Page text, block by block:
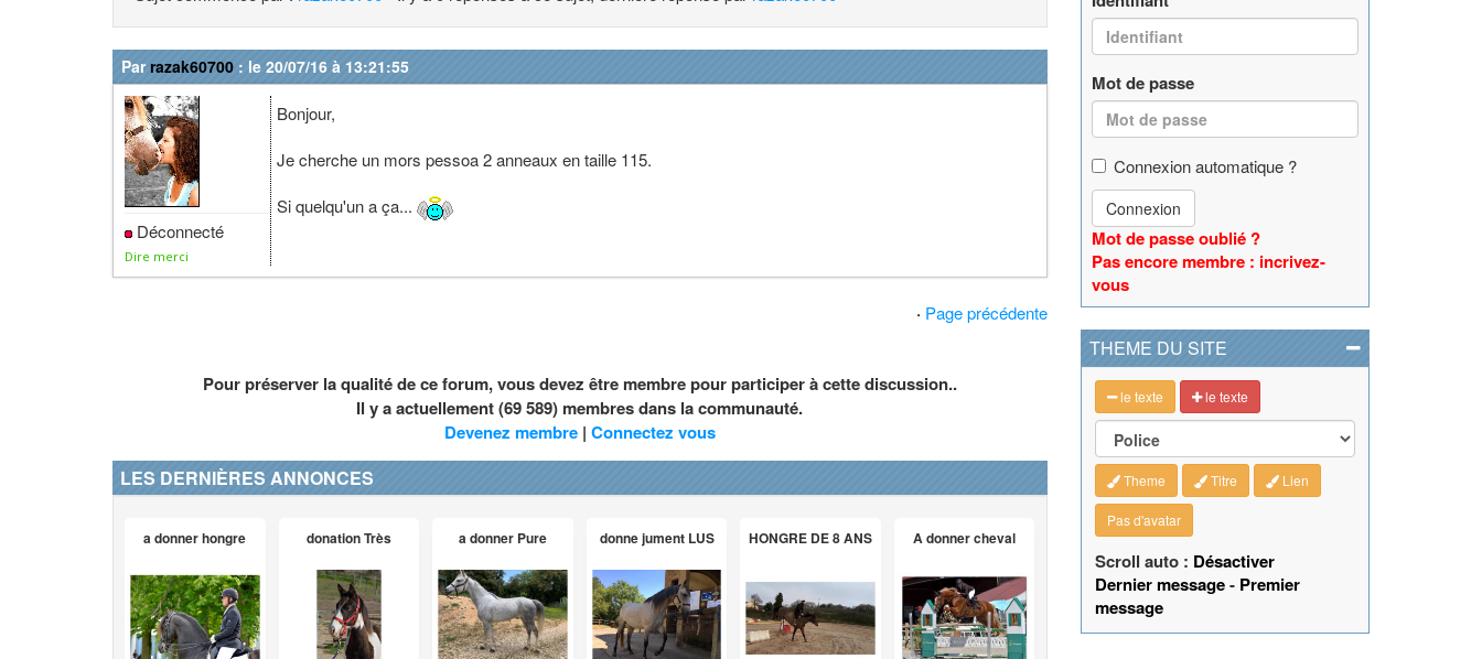
Parrazak60700 : le 20/07/16 à 13:21:55
Déconnecté
Dire merci
Bonjour,
Je cherche un mors pessoa 2 anneaux en taille 115.
Si quelqu'un a ça...
· Page précédente
Pour préserver la qualité de ce forum, vous devez être membre pour participer à cette discussion..
Il y a actuellement (69 589) membres dans la communauté.
Devenez membre| Connectez vous
LES DERNIÈRES ANNONCES
a donner hongre donation Très a donner Pure donne jument LUS HONGRE DE 8 ANS A donner cheval
Mot de passe
Connexion automatique ?
Connexion
Mot de passe oublié ?
Pas encore membre : incrivez-
vous
THEME DU SITE
le texte le texte
Theme Titre Lien
Pas d'avatar
Scroll auto : Désactiver
Dernier message- Premier
message